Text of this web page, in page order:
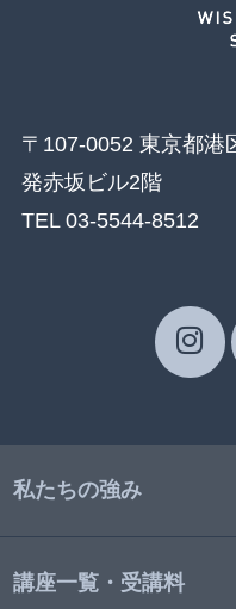
〒107-0052 東京都港
発赤坂ビル2階
TEL 03-5544-8512
私たちの強み
講座一覧・受講料